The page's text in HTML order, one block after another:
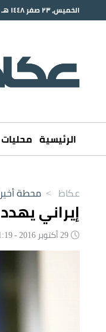
الخميس، ٢٣ صفر ١٤٤٨ هـ ٦ أغسطس ٢٠٢٦ م
الرئيسية محليات
عكاظ > محطة
إيراني